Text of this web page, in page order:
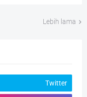
Lebih lama
Twitter